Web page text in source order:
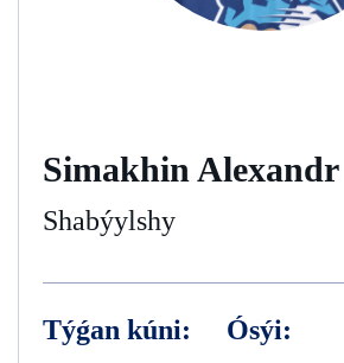
Simakhin Alexandr
Shabýylshy
Týǵan kúni:
Ósýi: